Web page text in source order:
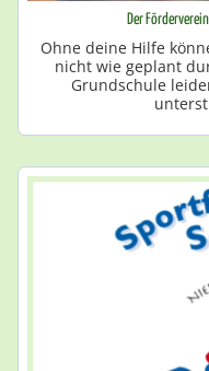
Der
Ohne deine Hilfe
nicht wie geplant
Grundschule